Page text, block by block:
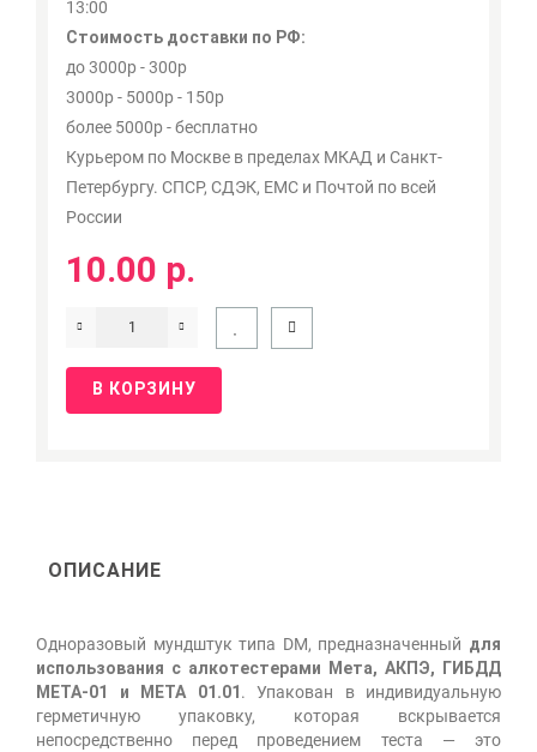
13:00
Стоимость доставки по РФ:
до 3000р - 300р
3000р - 5000р - 150р
более 5000р - бесплатно
Курьером по Москве в пределах МКАД и Санкт-
Петербургу. СПСР, СДЭК, ЕМС и Почтой по всей
России
10.00 р.
В КОРЗИНУ
ОПИСАНИЕ
Одноразовый мундштук типа DM, предназначенный для
использования с алкотестерами Мета, АКПЭ, ГИБДД
МЕТА-01 и МЕТА 01.01 . Упакован в индивидуальную
герметичную упаковку, которая вскрывается
непосредственно перед проведением теста — это